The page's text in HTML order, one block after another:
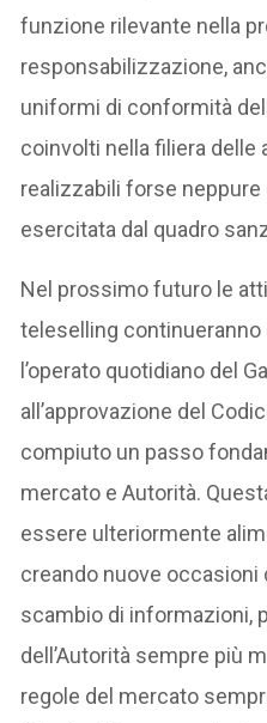
funzione rilevante nella
responsabilizzazione,
uniformi di conformità
coinvolti nella filiera delle
realizzabili forse
esercitata dal quadro
Nel prossimo futuro le
teleselling
l’operato quotidiano del
all’approvazione del
compiuto un passo
mercato e Autorità.
essere ulteriormente
creando nuove
scambio di informazioni,
dell’Autorità sempre più
regole del mercato